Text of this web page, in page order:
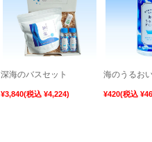
《寒波の影響
日頃より室戸海洋深層水
1月25日(日)頃にかけて、
この影響により、交通規
そのため、全国的にお荷
深海のバスセット
¥3,840(税込 ¥4,224)
海のうるお
¥420(税込